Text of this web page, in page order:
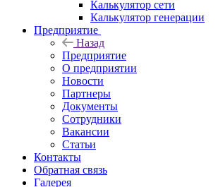
Калькулятор сети
Калькулятор генерации
Предприятие
Назад
Предприятие
О предприятии
Новости
Партнеры
Документы
Сотрудники
Вакансии
Статьи
Контакты
Обратная связь
Галерея